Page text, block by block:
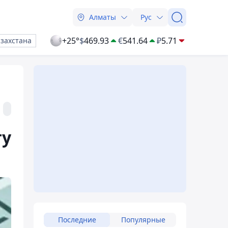
Алматы Рус
+25°$469.93 €541.64 ₽5.71
Последние Популярные